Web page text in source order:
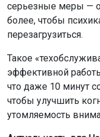
серьезные меры —
более, чтобы
перезагрузиться.
Такое
эффективной
что даже 10 минут
чтобы улучшить
утомляемость